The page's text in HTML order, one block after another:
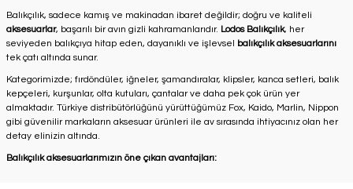
Balıkçılık, sadece kamış ve makinadan ibaret değildir; doğru ve kaliteli
aksesuarlar, başarılı bir avın gizli kahramanlarıdır. Lodos Balıkçılık, her
seviyeden balıkçıya hitap eden, dayanıklı ve işlevsel balıkçılık aksesuarlarını
tek çatı altında sunar.
Kategorimizde; fırdöndüler, iğneler, şamandıralar, klipsler, kanca setleri, balık
kepçeleri, kurşunlar, olta kutuları, çantalar ve daha pek çok ürün yer
almaktadır. Türkiye distribütörlüğünü yürüttüğümüz Fox, Kaido, Marlin, Nippon
gibi güvenilir markaların aksesuar ürünleri ile av sırasında ihtiyacınız olan her
detay elinizin altında.
Balıkçılık aksesuarlarımızın öne çıkan avantajları: